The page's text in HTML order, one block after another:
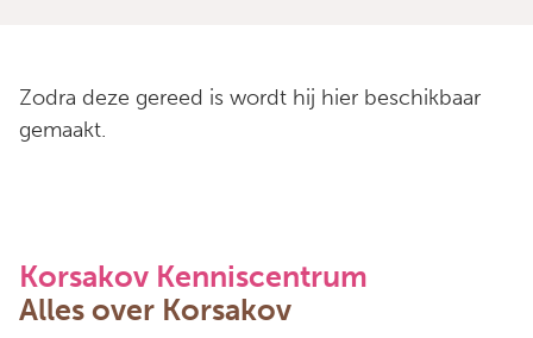
Zodra deze gereed is wordt hij hier beschikbaar
gemaakt.
Korsakov Kenniscentrum
Alles over Korsakov